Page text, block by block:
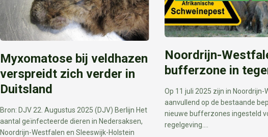
Myxomatose bij veldhazen
verspreidt zich verder in
Duitsland
Bron: DJV 22. Augustus 2025 (DJV) Berlijn Het
aantal geïnfecteerde dieren in Nedersaksen,
Noordrijn-Westfalen en Sleeswijk-Holstein
Noordrijn-
bufferzone in
Op 11 juli 2025 zijn in Noordrijn-
aanvullend op de bestaande
nieuwe bufferzones ingesteld
regelgeving.…